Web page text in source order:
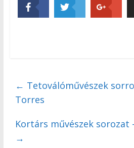
← Tetoválóművészek
Torres
Kortárs művészek sorozat
→